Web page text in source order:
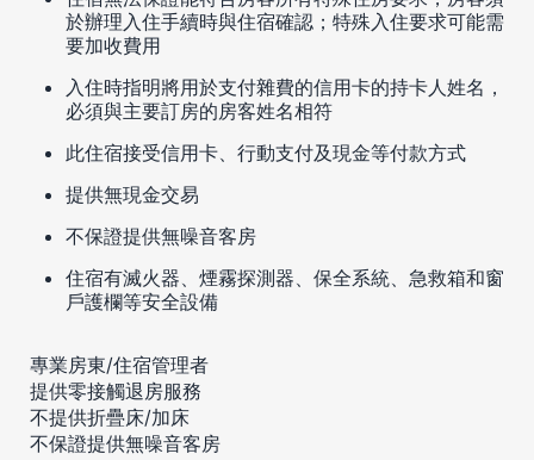
於辦理入住手續時與住宿確認；特殊入住要求可能需
要加收費用
入住時指明將用於支付雜費的信用卡的持卡人姓名，
必須與主要訂房的房客姓名相符
此住宿接受信用卡、行動支付及現金等付款方式
提供無現金交易
不保證提供無噪音客房
住宿有滅火器、煙霧探測器、保全系統、急救箱和窗
戶護欄等安全設備
專業房東/住宿管理者
提供零接觸退房服務
不提供折疊床/加床
不保證提供無噪音客房